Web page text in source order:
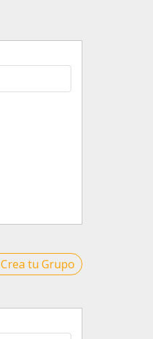
Crea tu Grupo